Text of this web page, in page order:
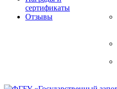
сертификаты
Отзывы